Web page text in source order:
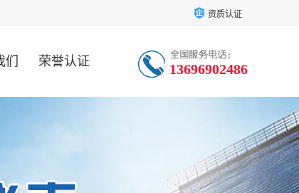
资质认证
荣誉认证 13696902486